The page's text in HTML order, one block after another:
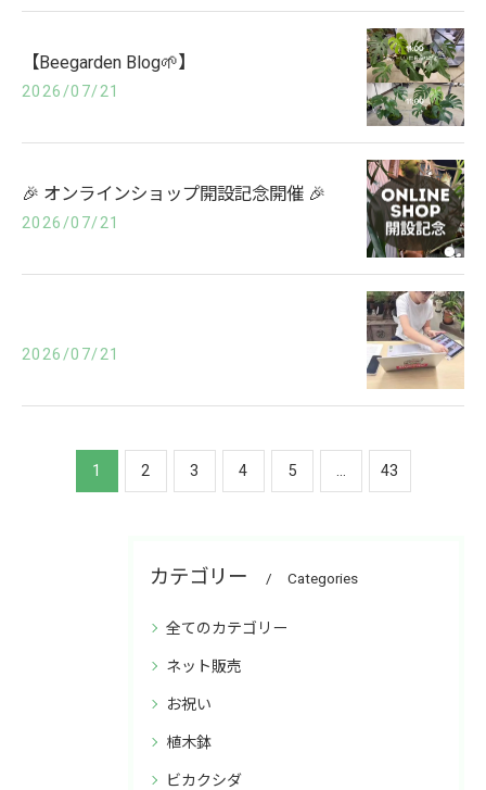
【Beegarden Blog🌱‬‪】
2026/07/21
🎉 オンラインショップ開設記念開催 🎉
2026/07/21
2026/07/21
1 2 3 4 5 ... 43
カテゴリー Categories
全てのカテゴリー
ネット販売
お祝い
植木鉢
ビカクシダ